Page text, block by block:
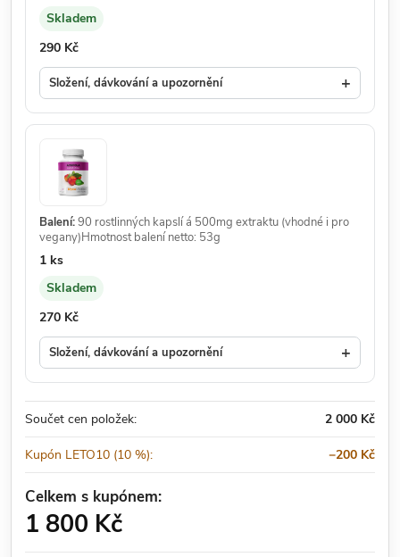
Dostupnost:
Skladem
Cena:
290 Kč
Složení, dávkování a upozornění +
Balení:90 rostlinných kapslí á 500mg extraktu (vhodné i pro
vegany)Hmotnost balení netto: 53g
Množství:
1 ks
Dostupnost:
Skladem
Cena:
270 Kč
Složení, dávkování a upozornění +
Součet cen položek: 2 000 Kč
Kupón LETO10 (10 %): −200 Kč
Celkem s kupónem:
1 800 Kč